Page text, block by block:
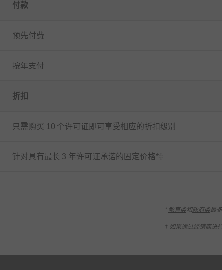
付款
预先付费
按年支付
折扣
只需购买 10 个许可证即可享受相应的折扣级别
针对具有最长 3 年许可证承诺的固定价格*‡
* 教育类和政府类最
‡ 如果通过经销商进